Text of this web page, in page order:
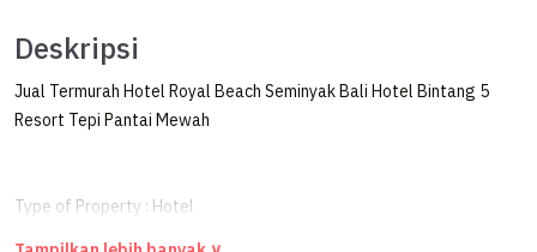
Deskripsi
Jual Termurah Hotel Royal Beach Seminyak Bali Hotel Bintang 5
Resort Tepi Pantai Mewah
Type of Property : Hotel